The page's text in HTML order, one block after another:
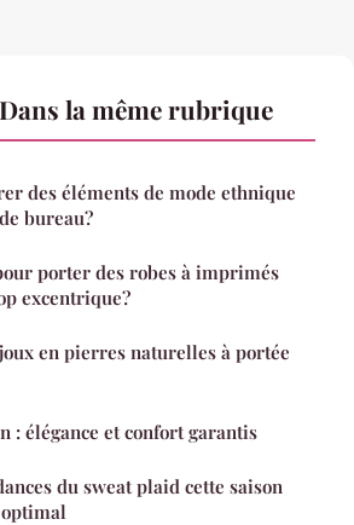
la même rubrique
des éléments de mode ethnique
bureau?
porter des robes à imprimés
excentrique?
en pierres naturelles à portée
: élégance et confort garantis
du sweat plaid cette saison